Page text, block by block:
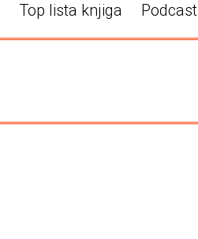
Top lista knjiga Podcast